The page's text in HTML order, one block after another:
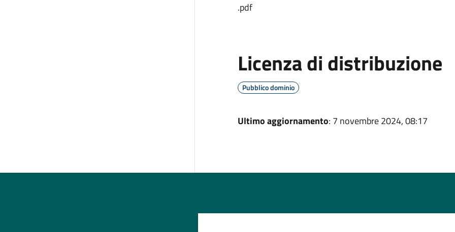
.pdf
Licenza di distribuzione
Pubblico dominio
Ultimo aggiornamento: 7 novembre 2024, 08:17